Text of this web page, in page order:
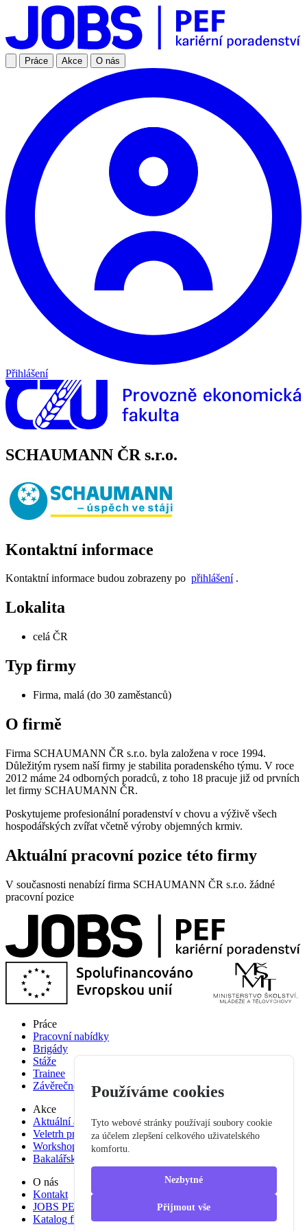
Práce Akce O nás
Přihlášení
SCHAUMANN ČR s.r.o.
Kontaktní informace
Kontaktní informace budou zobrazeny po přihlášení.
Lokalita
celá ČR
Typ firmy
Firma, malá (do 30 zaměstanců)
O firmě
Firma SCHAUMANN ČR s.r.o. byla založena v roce 1994.
Důležitým rysem naší firmy je stabilita poradenského týmu. V roce
2012 máme 24 odborných poradců, z toho 18 pracuje již od prvních
let firmy SCHAUMANN ČR.
Poskytujeme profesionální poradenství v chovu a výživě všech
hospodářských zvířat včetně výroby objemných krmiv.
Aktuální pracovní pozice této firmy
V současnosti nenabízí firma SCHAUMANN ČR s.r.o. žádné
pracovní pozice
Práce
Pracovní nabídky
Brigády
Stáže
Trainee
Závěrečné práce
Akce
Aktuální akce
Veletrh pracovních příležitostí
Workshop studium pro praxi
Bakalářská praxe
O nás
Kontakt
JOBS PEF
Katalog firem
Používáme cookies
Tyto webové stránky používají soubory cookie
za účelem zlepšení celkového uživatelského
komfortu.
Nezbytné
Přijmout vše